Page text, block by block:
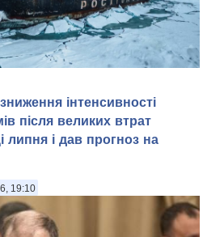
Територія Північного
донедавна була вкрита товстими
важкодоступною для
кліматичних мод...
інтенсивності
після великих втрат
липня і дав прогноз на
19:10